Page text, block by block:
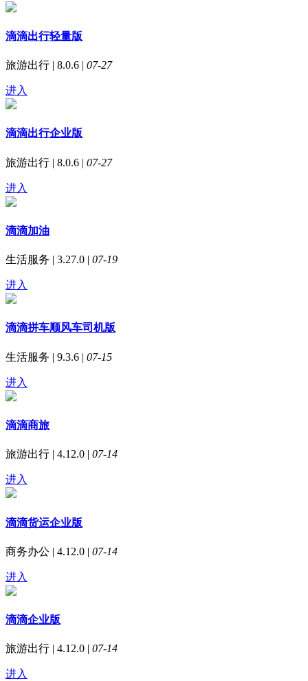
滴滴出行轻量版
旅游出行 | 8.0.6 | 07-27
进入
滴滴出行企业版
旅游出行 | 8.0.6 | 07-27
进入
滴滴加油
生活服务 | 3.27.0 | 07-19
进入
滴滴拼车顺风车司机版
生活服务 | 9.3.6 | 07-15
进入
滴滴商旅
旅游出行 | 4.12.0 | 07-14
进入
滴滴货运企业版
商务办公 | 4.12.0 | 07-14
进入
滴滴企业版
旅游出行 | 4.12.0 | 07-14
进入